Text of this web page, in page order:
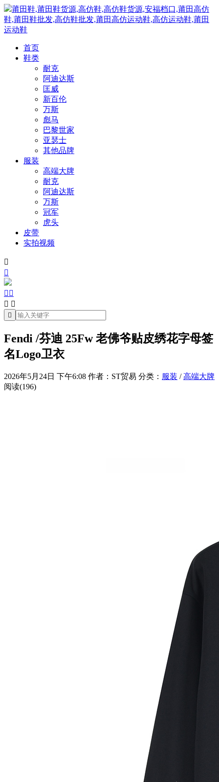
莆田鞋,莆田鞋货源,高仿鞋,高仿鞋货源,安福档口,莆田高仿
鞋,莆田鞋批发,高仿鞋批发,莆田高仿运动鞋,高仿运动鞋,莆田
运动鞋
首页
鞋类
耐克
阿迪达斯
匡威
新百伦
万斯
彪马
巴黎世家
亚瑟士
其他品牌
服装
高端大牌
耐克
阿迪达斯
万斯
冠军
虎头
皮带
实拍视频


 
 

Fendi /芬迪 25Fw 老佛爷贴皮绣花字母签
名Logo卫衣
2026年5月24日 下午6:08 作者：ST贸易 分类： 服装 /高端大牌
阅读(196)